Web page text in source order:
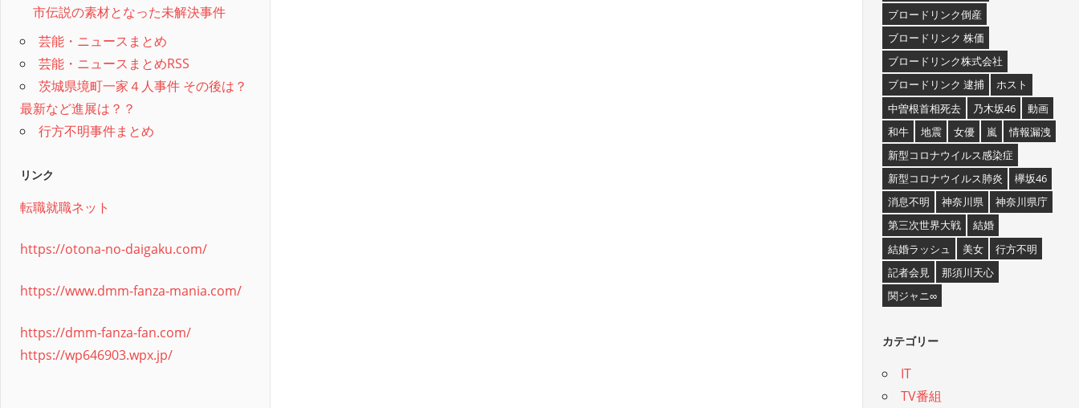
市伝説の素材となった未解決事件
芸能・ニュースまとめ
芸能・ニュースまとめRSS
茨城県境町一家４人事件 その後は？
最新など進展は？？
行方不明事件まとめ
リンク
転職就職ネット
https://otona-no-daigaku.com/
https://www.dmm-fanza-mania.com/
https://dmm-fanza-fan.com/
https://wp646903.wpx.jp/
ブロードリンク倒産
ブロードリンク 株価
ブロードリンク株式会社
ブロードリンク 逮捕
ホスト
中曽根首相死去
乃木坂46
動画
和牛
地震 女優 嵐
情報漏洩
新型コロナウイルス感染症
新型コロナウイルス肺炎
欅坂46
消息不明
神奈川県
神奈川県庁
第三次世界大戦
結婚
結婚ラッシュ
美女
行方不明
記者会見
那須川天心
関ジャニ∞
カテゴリー
IT
TV番組